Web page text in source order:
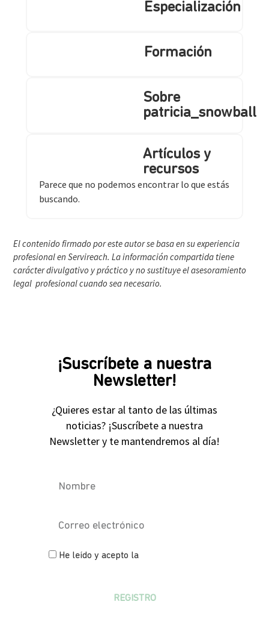
Especialización
Formación
Sobre
patricia_snowball
Artículos y
recursos
Parece que no podemos encontrar lo que estás
buscando.
El contenido firmado por este autor se basa en su experiencia
profesional en Servireach. La información compartida tiene
carácter divulgativo y práctico y no sustituye el asesoramiento
legal profesional cuando sea necesario.
¡Suscríbete a nuestra
Newsletter!
¿Quieres estar al tanto de las últimas
noticias? ¡Suscríbete a nuestra
Newsletter y te mantendremos al día!
He leído y acepto la
REGISTRO